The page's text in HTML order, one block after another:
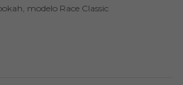
modelo Race Classic